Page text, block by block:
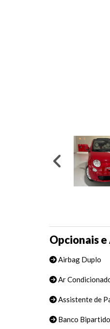
Opcionais
Airbag Duplo
Ar
Assistente de
Banco Bipartido